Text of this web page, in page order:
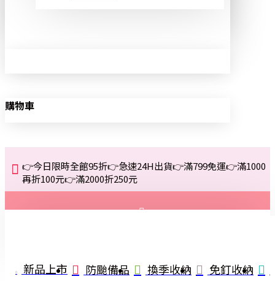
購物車
👉今日限時全館95折👉急速24H出貨👉滿799免運👉滿1000
再折100元👉滿2000折250元
註冊
新品上市 防颱備品 換季收納 免釘收納